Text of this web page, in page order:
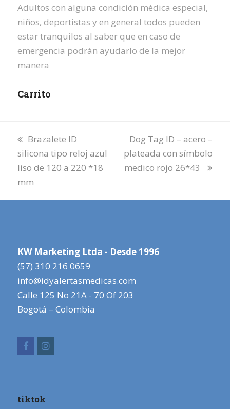
Adultos con alguna condición médica especial,
niños, deportistas y en general todos pueden
estar tranquilos al saber que en caso de
emergencia podrán ayudarlo de la mejor
manera
Carrito
previous
post:
Brazalete ID
silicona tipo reloj azul
liso de 120 a 220 *18
mm
next
post:
Dog Tag ID – acero –
plateada con símbolo
medico rojo 26*43
KW Marketing Ltda - Desde 1996
(57) 310 216 0659
info@idyalertasmedicas.com
Calle 125 No 21A - 70 Of 203
Bogotá – Colombia
FacebookInstagram
tiktok